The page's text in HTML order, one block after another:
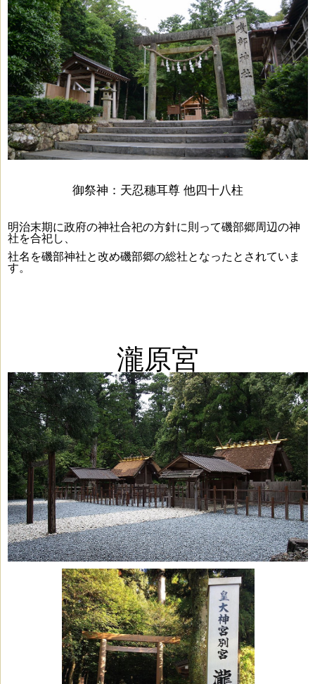
御祭神： 天忍穗耳尊 他四十八柱
明治末期に政府の神社合祀の方針に則って磯部郷周辺の神
社を合祀し、
社名を磯部神社と改め磯部郷の総社となったとされていま
す。
瀧原宮